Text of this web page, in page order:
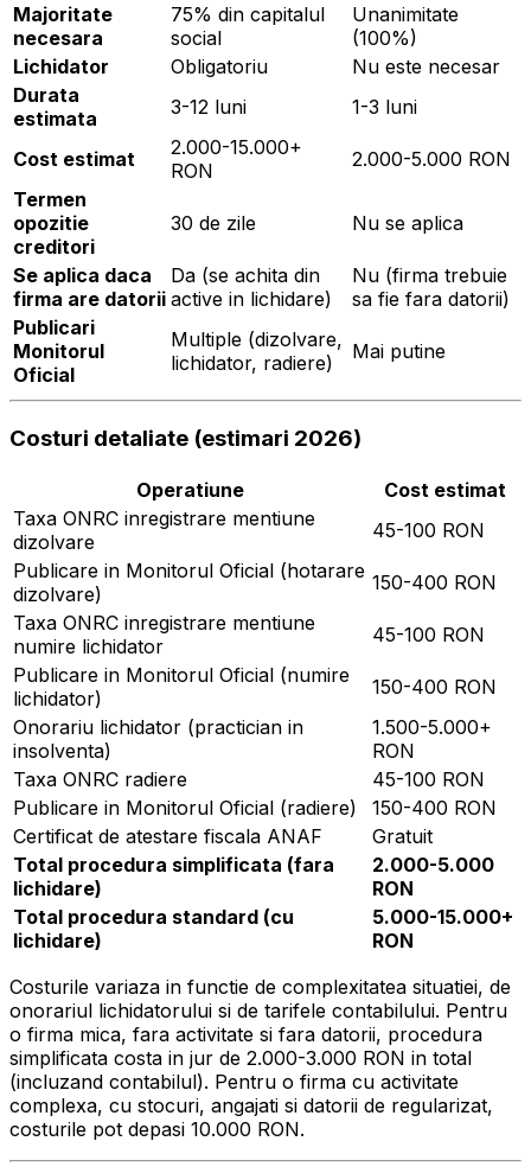
Majoritate
necesara
75% din capitalul
social
Unanimitate
(100%)
Lichidator
Obligatoriu
Nu este necesar
Durata
estimata
3-12 luni 1-3 luni
Cost estimat
2.000-15.000+
RON
2.000-5.000 RON
Termen
opozitie
creditori
30 de zile Nu se aplica
Se aplica daca
firma are datorii
Da (se achita din
active in lichidare)
Nu (firma trebuie
sa fie fara datorii)
Publicari
Monitorul
Oficial
Multiple (dizolvare,
lichidator, radiere)
Mai putine
Costuri detaliate (estimari 2026)
Operatiune
Cost estimat
Taxa ONRC inregistrare mentiune
dizolvare
45-100 RON
Publicare in Monitorul Oficial (hotarare
dizolvare)
150-400 RON
Taxa ONRC inregistrare mentiune
numire lichidator
45-100 RON
Publicare in Monitorul Oficial (numire
lichidator)
150-400 RON
Onorariu lichidator (practician in
insolventa)
1.500-5.000+
RON
Taxa ONRC radiere
45-100 RON
Publicare in Monitorul Oficial (radiere)
150-400 RON
Certificat de atestare fiscala ANAF
Gratuit
Total procedura simplificata (fara
lichidare)
2.000-5.000
RON
Total procedura standard (cu
lichidare)
5.000-15.000+
RON
Costurile variaza in functie de complexitatea situatiei, de
onorariul lichidatorului si de tarifele contabilului. Pentru
o firma mica, fara activitate si fara datorii, procedura
simplificata costa in jur de 2.000-3.000 RON in total
(incluzand contabilul). Pentru o firma cu activitate
complexa, cu stocuri, angajati si datorii de regularizat,
costurile pot depasi 10.000 RON.